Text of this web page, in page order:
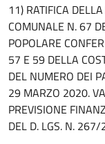
11) RATIFICA
COMUNALE N. 67
POPOLARE
57 E 59 DELLA
DEL NUMERO DEI
29 MARZO 2020.
PREVISIONE
DEL D. LGS. N.